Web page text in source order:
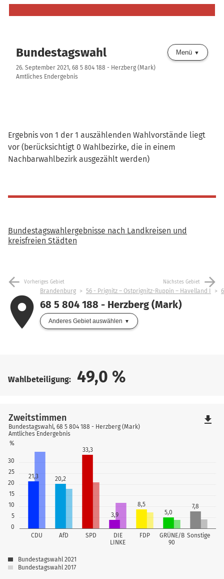
Bundestagswahl
26. September 2021, 68 5 804 188 - Herzberg (Mark)
Amtliches Endergebnis
Menü
Ergebnis von 1 der 1 auszählenden Wahlvorstände liegt
vor (berücksichtigt 0 Wahlbezirke, die in einem
Nachbarwahlbezirk ausgezählt werden)
Bundestagswahlergebnisse nach Landkreisen und
kreisfreien Städten
arrow_back Vorheriges Gebiet Nächstes Gebiet arrow_forward
place
Brandenburg 56 - Prignitz – Ostprignitz-Ruppin – Havelland I
68 5 804 188 - Herzberg (Mark)
Anderes Gebiet auswählen
Wahlbeteiligung: 49,0 %
0
5
10
15
20
25
30
%
CDU AfD SPD
DIE
LINKE
FDP
GRÜNE/B
90
Sonstige
21,3 20,2
33,3
3,9
8,5
5,0
7,8
Zweitstimmen
Bundestagswahl, 68 5 804 188 - Herzberg (Mark)
Amtliches Endergebnis
Bundestagswahl 2021
Bundestagswahl 2017
file_download